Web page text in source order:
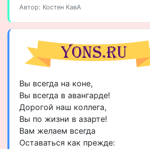
Автор: Костен КавА
Вы всегда на коне,
Вы всегда в авангарде!
Дорогой наш коллега,
Вы по жизни в азарте!
Вам желаем всегда
Оставаться как прежде: